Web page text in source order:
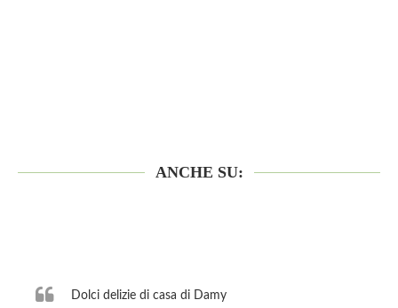
ANCHE SU:
Dolci delizie di casa di Damy